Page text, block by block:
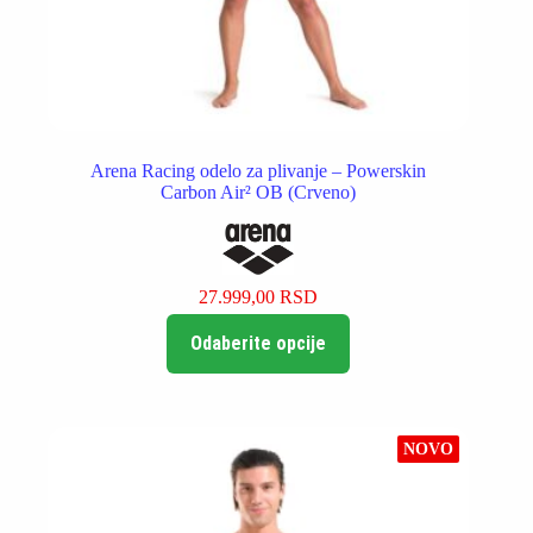
Arena Racing odelo za plivanje – Powerskin
Carbon Air² OB (Crveno)
27.999,00RSD
Odaberite opcije
proizvod
mogu
biti
izabrane
na
NOVO